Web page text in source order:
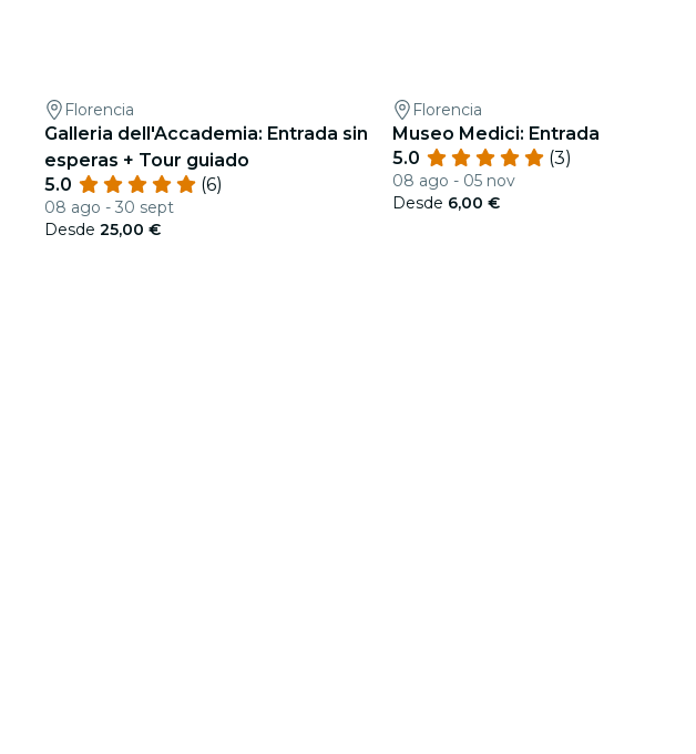
Florencia
Galleria dell'Accademia: Entrada sin
esperas + Tour guiado
5.0
(6)
08 ago - 30 sept
Desde 25,00 €
Florencia
Museo Medici: Entrada
5.0
(3)
08 ago - 05 nov
Desde 6,00 €